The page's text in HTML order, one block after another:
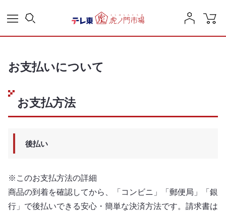
お支払いについて
お支払方法
後払い
※このお支払方法の詳細
商品の到着を確認してから、「コンビニ」「郵便局」「銀
行」で後払いできる安心・簡単な決済方法です。請求書は